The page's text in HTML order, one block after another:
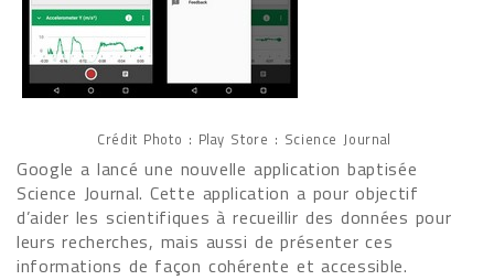
Crédit Photo : Play Store : Science Journal
Google a lancé une nouvelle application baptisée
Science Journal. Cette application a pour objectif
d’aider les scientifiques à recueillir des données pour
leurs recherches, mais aussi de présenter ces
informations de façon cohérente et accessible.